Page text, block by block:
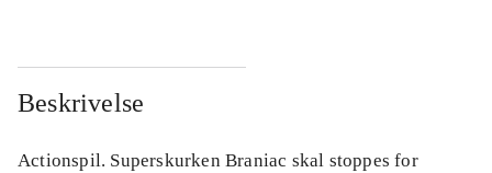
Beskrivelse
Actionspil. Superskurken Braniac skal stoppes for